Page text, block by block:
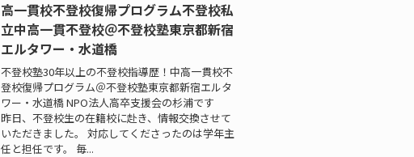
高一貫校不登校復帰プログラム不登校私
立中高一貫不登校＠不登校塾東京都新宿
エルタワー・水道橋
不登校塾30年以上の不登校指導歴！中高一貫校不
登校復帰プログラム＠不登校塾東京都新宿エルタ
ワー・水道橋 NPO法人高卒支援会の杉浦です
昨日、不登校生の在籍校に赴き、情報交換させて
いただきました。 対応してくださったのは学年主
任と担任です。 毎...